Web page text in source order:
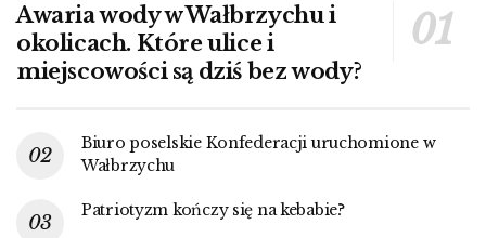
Awaria wody w Wałbrzychu i
okolicach. Które ulice i
miejscowości są dziś bez wody?
Biuro poselskie Konfederacji uruchomione w
Wałbrzychu
Patriotyzm kończy się na kebabie?